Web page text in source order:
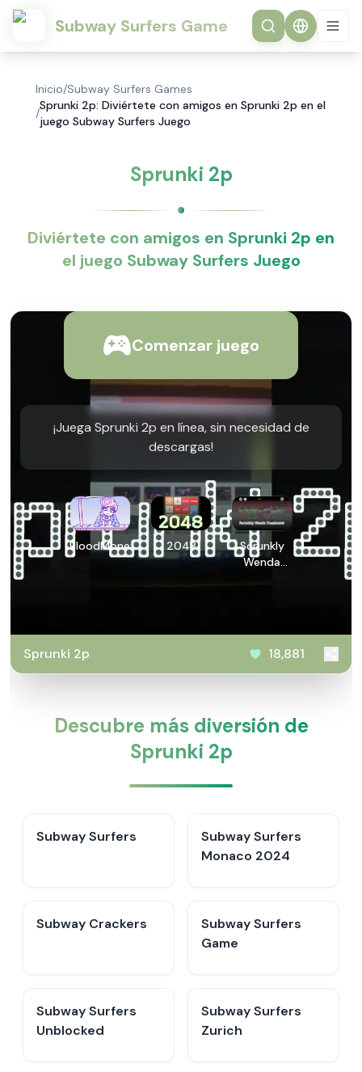
Subway Surfers Game
Inicio/Subway Surfers Games
/
Sprunki 2p: Diviértete con amigos en Sprunki 2p en el
juego Subway Surfers Juego
Sprunki 2p
Diviértete con amigos en Sprunki 2p en
el juego Subway Surfers Juego
Comenzar juego
¡Juega Sprunki 2p en línea, sin necesidad de
descargas!
BloodMoney 2048
Scrunkly
Wenda
Sprunki 2p 18,881
Descubre más diversión de
Sprunki 2p
Subway Surfers
Subway Surfers
Monaco 2024
Subway Crackers
Subway Surfers
Game
Subway Surfers
Unblocked
Subway Surfers
Zurich